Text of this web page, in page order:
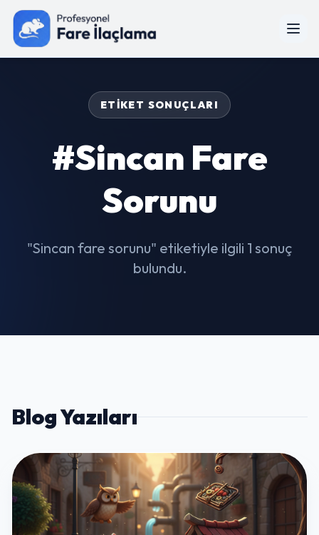
ETIKET SONUÇLARI
#Sincan Fare
Sorunu
"Sincan fare sorunu" etiketiyle ilgili 1 sonuç
bulundu.
Blog Yazıları